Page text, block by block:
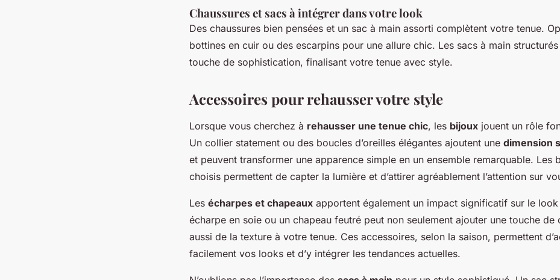
Chaussures et sacs à intégrer dans votre look
Des chaussures bien pensées et un sac à main assorti complètent votre tenue.
bottines en cuir ou des escarpins pour une allure chic. Les sacs à main
touche de sophistication, finalisant votre tenue avec style.
Accessoires pour rehausser votre style
Lorsque vous cherchez à rehausser une tenue chic, les bijoux jouent un rôle
Un collier statement ou des boucles d’oreilles élégantes ajoutent une dimension
et peuvent transformer une apparence simple en un ensemble remarquable. Les
choisis permettent de capter la lumière et d’attirer agréablement l’attention sur
Les écharpes et chapeaux apportent également un impact significatif sur le
écharpe en soie ou un chapeau feutré peut non seulement ajouter une touche de
aussi de la texture à votre tenue. Ces accessoires, selon la saison, permettent
facilement vos looks et d’y intégrer les tendances actuelles.